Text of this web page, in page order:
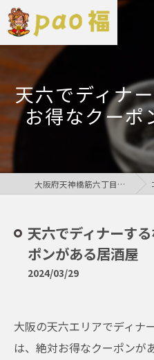
天六でディナ
お得なクーポ
大阪府天神橋筋六丁目の居酒屋なら鶏居酒屋pao福
天六でディナーす
ポンがある居酒屋
2024/03/29
大阪の天六エリアでディナ
は、絶対お得なクーポンが